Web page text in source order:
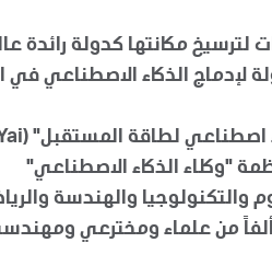
مكانتها كدولة رائدة
جهود الدولة لإدماج الذكاء
"وكلاء الذكاء الاصطناعي"